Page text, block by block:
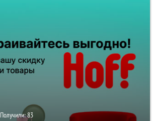
Получили:83